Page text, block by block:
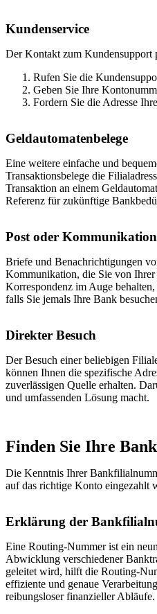
Kundenservice
Der Kontakt zum Kundensupport
Rufen Sie die
Geben Sie Ihre
Fordern Sie die Adresse
Geldautomatenbelege
Eine weitere einfache und
Transaktionsbelege die
Transaktion an einem
Referenz für zukünftige
Post oder
Briefe und Benachrichtigungen
Kommunikation, die Sie von
Korrespondenz im Auge
falls Sie jemals Ihre Bank
Direkter Besuch
Der Besuch einer beliebigen
können Ihnen die spezifische
zuverlässigen Quelle erhalten.
und umfassenden Lösung macht.
Finden Sie Ihre
Die Kenntnis Ihrer
auf das richtige Konto eingezahlt
Erklärung der
Eine Routing-Nummer ist ein
Abwicklung verschiedener
geleitet wird, hilft die Routing-
effiziente und genaue
reibungsloser finanzieller Abläufe.